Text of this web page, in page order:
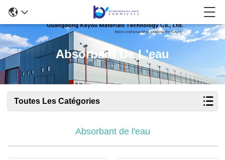
Absorbant De L'eau
Toutes Les Catégories
Absorbant de l'eau